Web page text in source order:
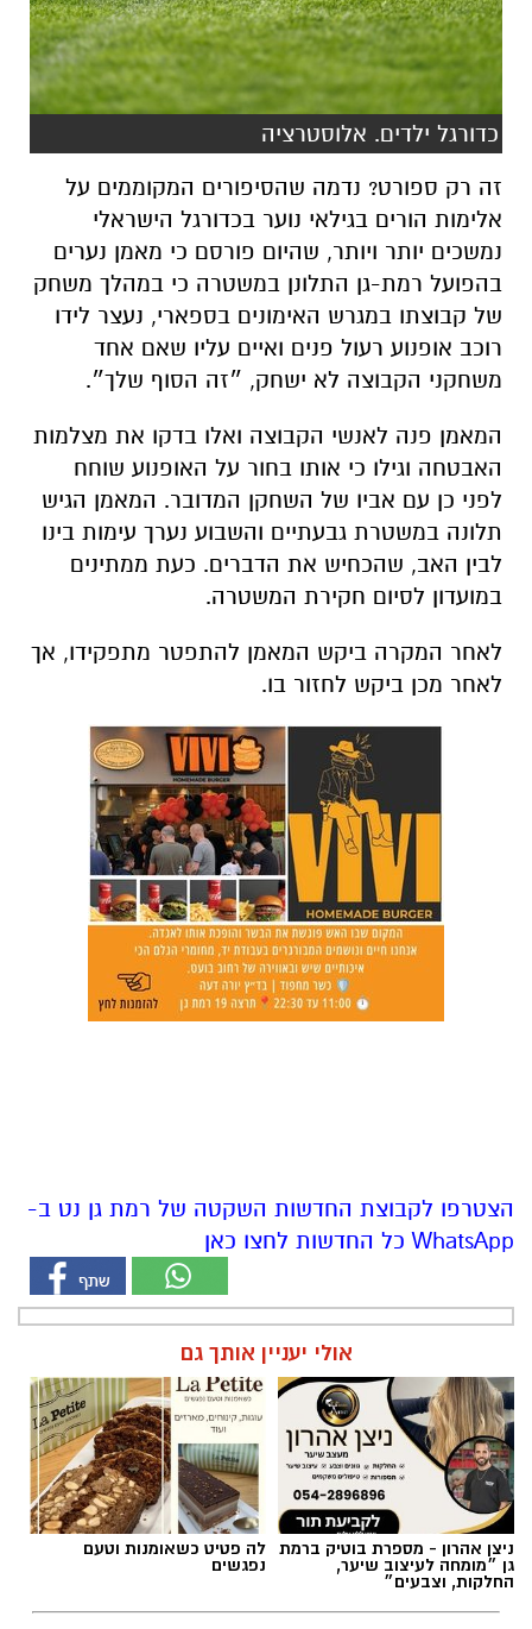
כדורגל ילדים. אלוסטרציה
זה רק ספורט? נדמה שהסיפורים המקוממים על
אלימות הורים בגילאי נוער בכדורגל הישראלי
נמשכים יותר ויותר, שהיום פורסם כי מאמן נערים
בהפועל רמת-גן התלונן במשטרה כי במהלך משחק
של קבוצתו במגרש האימונים בספארי, נעצר לידו
רוכב אופנוע רעול פנים ואיים עליו שאם אחד
משחקני הקבוצה לא ישחק, ״זה הסוף שלך״.
המאמן פנה לאנשי הקבוצה ואלו בדקו את מצלמות
האבטחה וגילו כי אותו בחור על האופנוע שוחח
לפני כן עם אביו של השחקן המדובר. המאמן הגיש
תלונה במשטרת גבעתיים והשבוע נערך עימות בינו
לבין האב, שהכחיש את הדברים. כעת ממתינים
במועדון לסיום חקירת המשטרה.
לאחר המקרה ביקש המאמן להתפטר מתפקידו, אך
לאחר מכן ביקש לחזור בו.
הצטרפו לקבוצת החדשות השקטה של רמת גן נט ב-
WhatsApp כל החדשות לחצו כאן
אולי יעניין אותך גם
ניצן אהרון - מספרת בוטיק ברמת
גן ״מומחה לעיצוב שיער,
החלקות, וצבעים״
לה פטיט כשאומנות וטעם
נפגשים